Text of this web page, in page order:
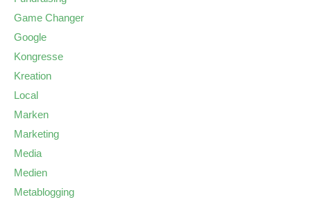
Game Changer
Google
Kongresse
Kreation
Local
Marken
Marketing
Media
Medien
Metablogging